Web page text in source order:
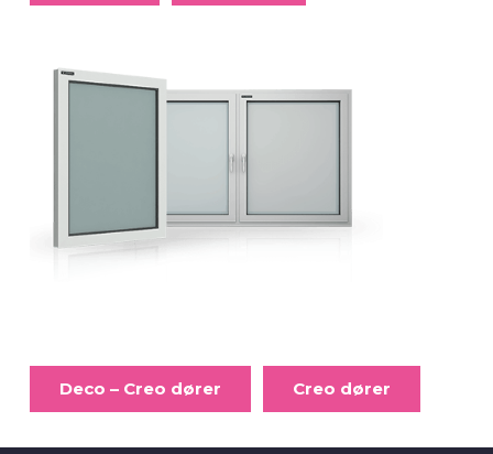
Deco – Creo dører Creo dører